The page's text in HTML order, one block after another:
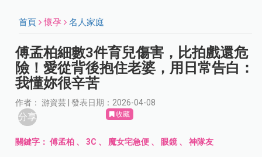
首頁 懷孕 名人家庭
傅孟柏細數3件育兒傷害，比拍戲還危
險！愛從背後抱住老婆，用日常告白：
我懂妳很辛苦
作者： 游資芸 | 發表日期：2026-04-08
分享 收藏
關鍵字：傅孟柏 、3C 、 魔女宅急便 、 眼鏡、神隊友